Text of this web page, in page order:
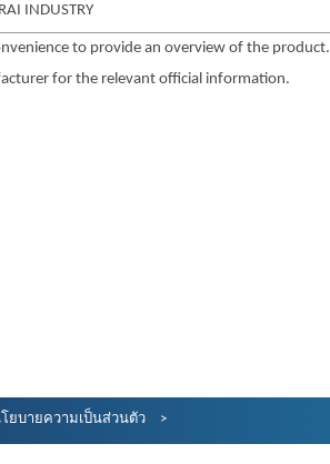
INDUSTRY
to provide an overview of the product.
for the relevant official information.
ยบายความเป็นส่วนตัว